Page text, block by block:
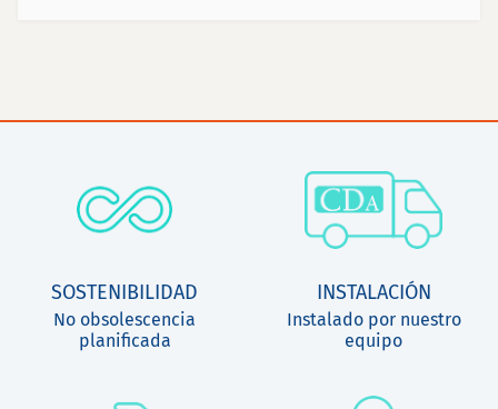
SOSTENIBILIDAD
No obsolescencia
planificada
INSTALACIÓN
Instalado por nuestro
equipo